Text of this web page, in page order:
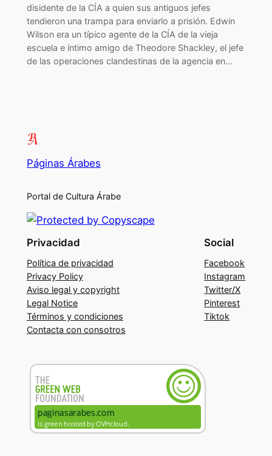
disidente de la CÍA a quien sus antiguos jefes
tendieron una trampa para enviarlo a prisión. Edwin
Wilson era un típico agente de la CÍA de la vieja
escuela e íntimo amigo de Theodore Shackley, el jefe
de las operaciones clandestinas de la agencia en…
Páginas Árabes
Portal de Cultura Árabe
Privacidad
Política de privacidad
Privacy Policy
Aviso legal y copyright
Legal Notice
Términos y condiciones
Contacta con consotros
Social
Facebook
Instagram
Twitter/X
Pinterest
Tiktok